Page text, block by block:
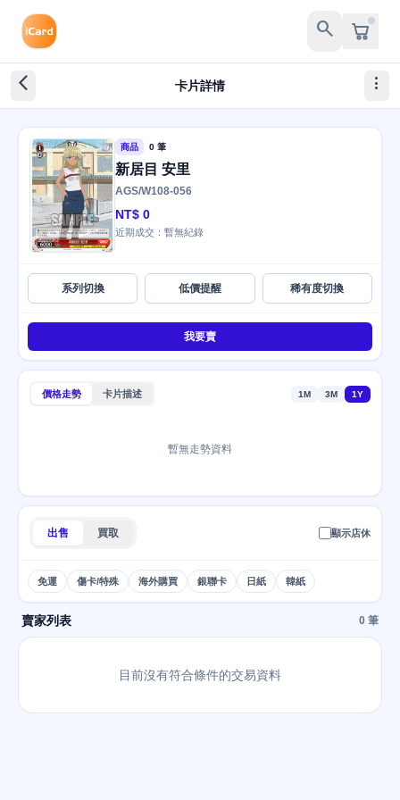
search
arrow_back_ios_new 卡片詳情 more_vert
商品 0 筆
新居目 安里
AGS/W108-056
NT$ 0
近期成交：暫無紀錄
系列切換 低價提醒 稀有度切換
我要賣
價格走勢 卡片描述 1M 3M 1Y
暫無走勢資料
出售 買取 顯示店休
免運 傷卡/特殊 海外購買 銀聯卡 日紙 韓紙
賣家列表 0 筆
目前沒有符合條件的交易資料